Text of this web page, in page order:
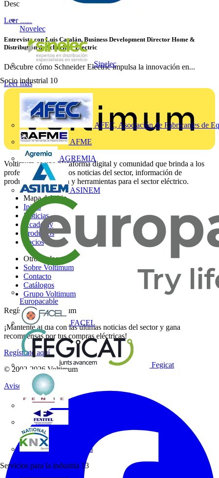
Novelec
Sinelec
Socio industrial 10
AFEC, Asociación de Fabricantes de
AFME
AGREMIA
ASINEM
Europacable
FACEL
Fegicat
KNX España
Servicios para la industria 13
Descubre cómo las protecciones inteligentes de Chint...
Leer más
Entrevista con Luis Catalán, Business Development Director Home &
Distribution de Schneider Electric
Descubre cómo Schneider Electric impulsa la innovación en...
Leer más
Voltimum es una plataforma digital y comunidad que brinda a los
profesionales eléctricos noticias del sector, información de
productos, formación y herramientas para el sector eléctrico.
Mapa del sitio
Inicio
Noticias
Academy
Productos
Socios
Otros enlaces
Sobre Voltimum
Contacto
Catálogos
Grupo Voltimum
Regístrate en Voltimum
¡Mantente al día con las últimas noticias del sector y gana
recompensas por tus compras eléctricas!
Regístrate aquí
© 2002- 2026 Voltimum
Aviso legal